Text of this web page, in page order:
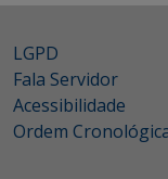
LGPD
Fala Servidor
Acessibilidade
Ordem